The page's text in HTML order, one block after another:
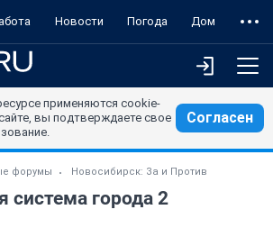
Новости Погода Дом
применяются cookie-
вы подтверждаете свое
Согласен
форумы Новосибирск: За и Против
система города 2